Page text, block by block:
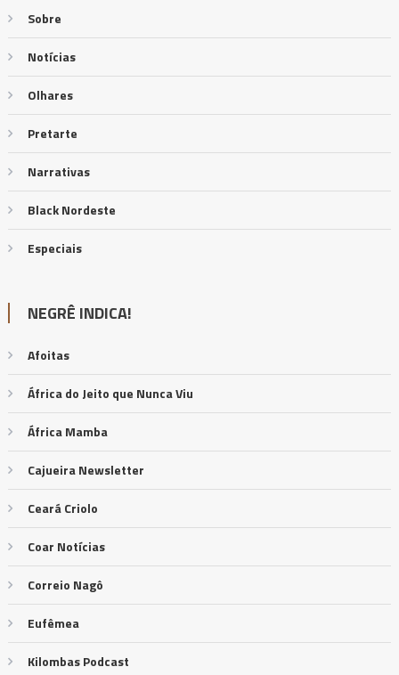
Sobre
Notícias
Olhares
Pretarte
Narrativas
Black Nordeste
Especiais
NEGRÊ INDICA!
Afoitas
África do Jeito que Nunca Viu
África Mamba
Cajueira Newsletter
Ceará Criolo
Coar Notícias
Correio Nagô
Eufêmea
Kilombas Podcast